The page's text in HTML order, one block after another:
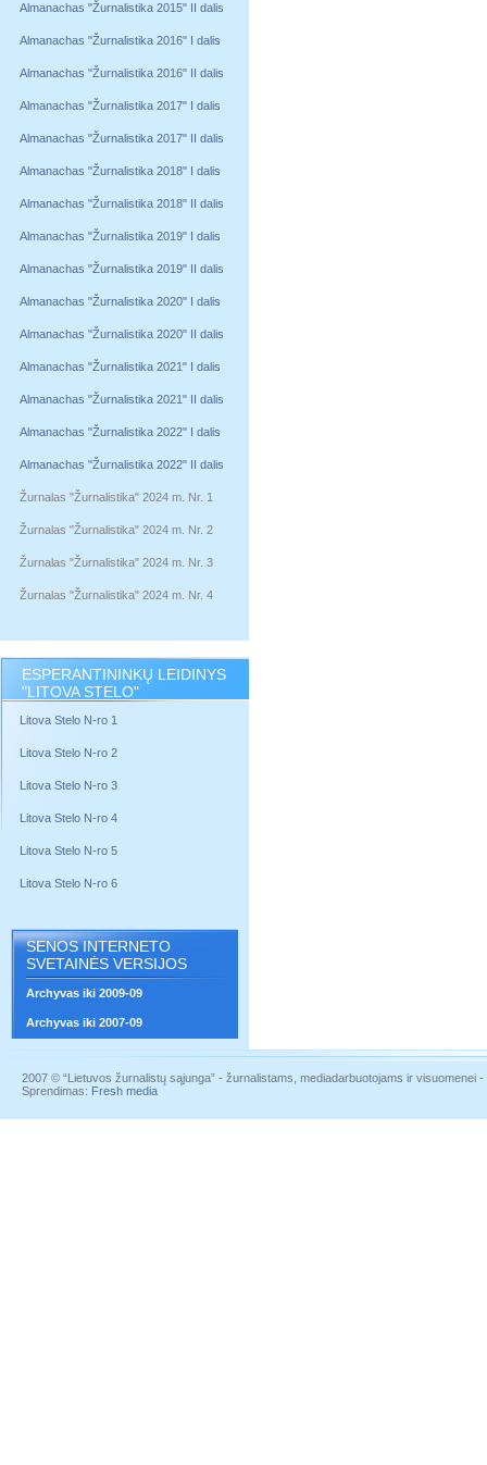
Almanachas "Žurnalistika 2015" II dalis
Almanachas "Žurnalistika 2016" I dalis
Almanachas "Žurnalistika 2016" II dalis
Almanachas "Žurnalistika 2017" I dalis
Almanachas "Žurnalistika 2017" II dalis
Almanachas "Žurnalistika 2018" I dalis
Almanachas "Žurnalistika 2018" II dalis
Almanachas "Žurnalistika 2019" I dalis
Almanachas "Žurnalistika 2019" II dalis
Almanachas "Žurnalistika 2020" I dalis
Almanachas "Žurnalistika 2020" II dalis
Almanachas "Žurnalistika 2021" I dalis
Almanachas "Žurnalistika 2021" II dalis
Almanachas "Žurnalistika 2022" I dalis
Almanachas "Žurnalistika 2022" II dalis
Žurnalas "Žurnalistika" 2024 m. Nr. 1
Žurnalas "Žurnalistika" 2024 m. Nr. 2
Žurnalas "Žurnalistika" 2024 m. Nr. 3
Žurnalas "Žurnalistika" 2024 m. Nr. 4
ESPERANTININKŲ LEIDINYS
"LITOVA STELO"
Litova Stelo N-ro 1
Litova Stelo N-ro 2
Litova Stelo N-ro 3
Litova Stelo N-ro 4
Litova Stelo N-ro 5
Litova Stelo N-ro 6
SENOS INTERNETO
SVETAINĖS VERSIJOS
Archyvas iki 2009-09
Archyvas iki 2007-09
2007 © “Lietuvos žurnalistų sąjunga” - žurnalistams, mediadarbuotojams ir visuomenei
Sprendimas: Fresh media